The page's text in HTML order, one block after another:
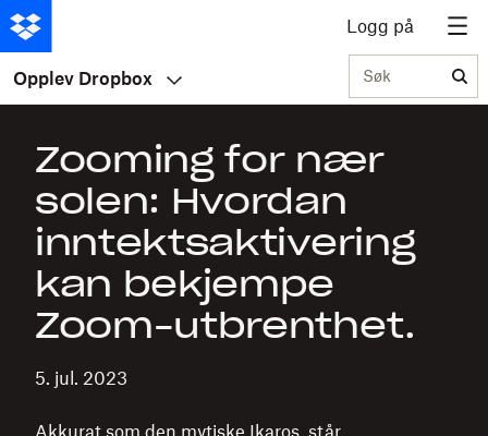
Logg på
Opplev Dropbox Søk
Zooming for nær
solen: Hvordan
inntektsaktivering
kan bekjempe
Zoom-utbrenthet.
5. jul. 2023
Akkurat som den mytiske Ikaros, står